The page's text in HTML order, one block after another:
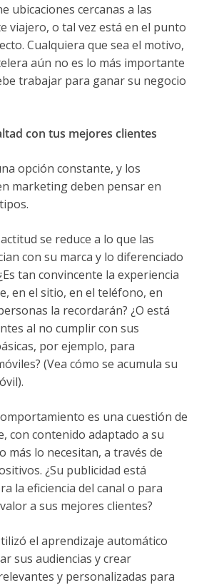
ubicaciones cercanas a las
viajero, o tal vez está en el punto
Cualquiera que sea el motivo,
aún no es lo más importante
trabajar para ganar su negocio
con tus mejores clientes
opción constante, y los
marketing deben pensar en
se reduce a lo que las
con su marca y lo diferenciado
tan convincente la experiencia
en el sitio, en el teléfono, en
la recordarán? ¿O está
al no cumplir con sus
por ejemplo, para
(Vea cómo se acumula su
es una cuestión de
con contenido adaptado a su
más lo necesitan, a través de
¿Su publicidad está
la eficiencia del canal o para
a sus mejores clientes?
el aprendizaje automático
sus audiencias y crear
y personalizadas para